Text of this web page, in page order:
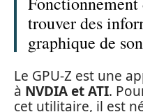
trouver des
graphique de
Le GPU-Z est une
à NVDIA et ATI.
cet utilitaire, il est